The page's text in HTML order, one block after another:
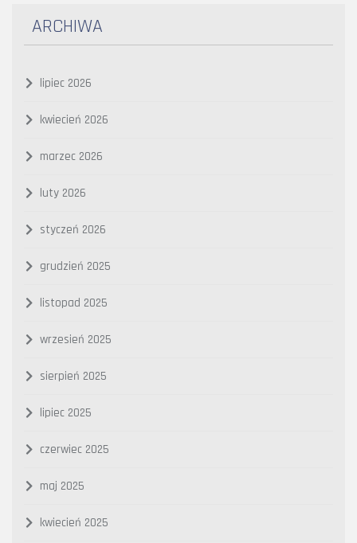
ARCHIWA
lipiec 2026
kwiecień 2026
marzec 2026
luty 2026
styczeń 2026
grudzień 2025
listopad 2025
wrzesień 2025
sierpień 2025
lipiec 2025
czerwiec 2025
maj 2025
kwiecień 2025